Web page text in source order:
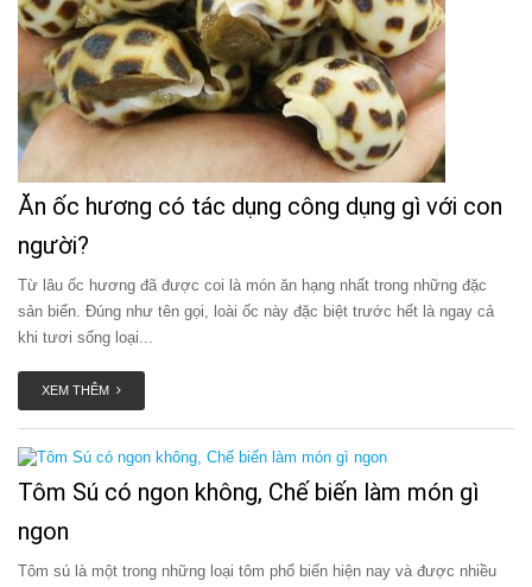
Ăn ốc hương có tác dụng công dụng gì với con
người?
Từ lâu ốc hương đã được coi là món ăn hạng nhất trong những đặc
sản biển. Đúng như tên gọi, loài ốc này đặc biệt trước hết là ngay cả
khi tươi sống loại...
XEM THÊM
Tôm Sú có ngon không, Chế biến làm món gì
ngon
Tôm sú là một trong những loại tôm phổ biến hiện nay và được nhiều